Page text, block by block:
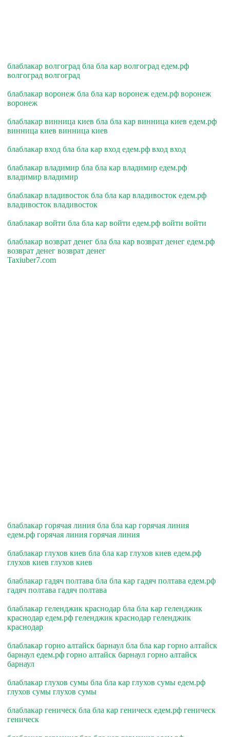
блаблакар волгоград бла бла кар волгоград едем.рф
волгоград волгоград
блаблакар воронеж бла бла кар воронеж едем.рф воронеж
воронеж
блаблакар винница киев бла бла кар винница киев едем.рф
винница киев винница киев
блаблакар вход бла бла кар вход едем.рф вход вход
блаблакар владимир бла бла кар владимир едем.рф
владимир владимир
блаблакар владивосток бла бла кар владивосток едем.рф
владивосток владивосток
блаблакар войти бла бла кар войти едем.рф войти войти
блаблакар возврат денег бла бла кар возврат денег едем.рф
возврат денег возврат денег
Taxiuber7.com
блаблакар горячая линия бла бла кар горячая линия
едем.рф горячая линия горячая линия
блаблакар глухов киев бла бла кар глухов киев едем.рф
глухов киев глухов киев
блаблакар гадяч полтава бла бла кар гадяч полтава едем.рф
гадяч полтава гадяч полтава
блаблакар геленджик краснодар бла бла кар геленджик
краснодар едем.рф геленджик краснодар геленджик
краснодар
блаблакар горно алтайск барнаул бла бла кар горно алтайск
барнаул едем.рф горно алтайск барнаул горно алтайск
барнаул
блаблакар глухов сумы бла бла кар глухов сумы едем.рф
глухов сумы глухов сумы
блаблакар геническ бла бла кар геническ едем.рф геническ
геническ